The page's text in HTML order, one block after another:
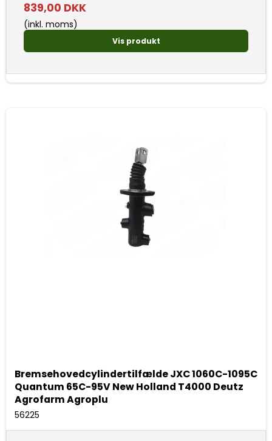
839,00 DKK
(inkl. moms)
Vis produkt
Bremsehovedcylindertilfælde JXC 1060C-1095C
Quantum 65C-95V New Holland T4000 Deutz
Agrofarm Agroplu
56225